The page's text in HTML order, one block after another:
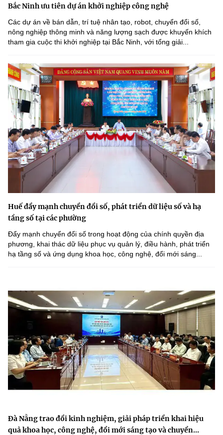
Bắc Ninh ưu tiên dự án khởi nghiệp công nghệ
Các dự án về bán dẫn, trí tuệ nhân tạo, robot, chuyển đổi số,
nông nghiệp thông minh và năng lượng sạch được khuyến khích
tham gia cuộc thi khởi nghiệp tại Bắc Ninh, với tổng giải...
Huế đẩy mạnh chuyển đổi số, phát triển dữ liệu số và hạ
tầng số tại các phường
Đẩy mạnh chuyển đổi số trong hoạt động của chính quyền địa
phương, khai thác dữ liệu phục vụ quản lý, điều hành, phát triển
hạ tầng số và ứng dụng khoa học, công nghệ, đổi mới sáng...
Đà Nẵng trao đổi kinh nghiệm, giải pháp triển khai hiệu
quả khoa học, công nghệ, đổi mới sáng tạo và chuyển...